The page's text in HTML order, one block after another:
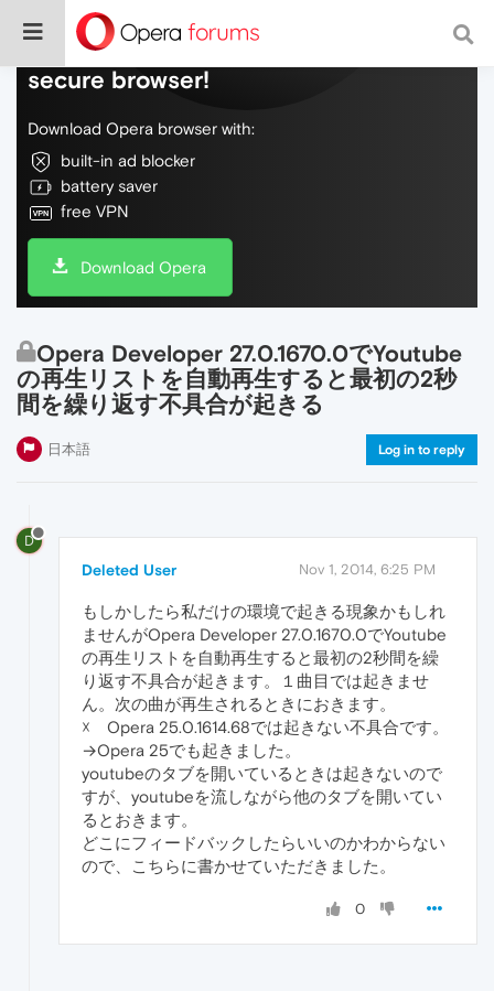
Do more on the web, with a fast and
secure browser!
Download Opera browser with:
built-in ad blocker
battery saver
free VPN
Download Opera
Opera Developer 27.0.1670.0でYoutube
の再生リストを自動再生すると最初の2秒
間を繰り返す不具合が起きる
日本語 Log in to reply
D
Deleted User Nov 1, 2014, 6:25 PM
もしかしたら私だけの環境で起きる現象かもしれ
ませんがOpera Developer 27.0.1670.0でYoutube
の再生リストを自動再生すると最初の2秒間を繰
り返す不具合が起きます。１曲目では起きませ
ん。次の曲が再生されるときにおきます。
☓ Opera 25.0.1614.68では起きない不具合です。
→Opera 25でも起きました。
youtubeのタブを開いているときは起きないので
すが、youtubeを流しながら他のタブを開いてい
るとおきます。
どこにフィードバックしたらいいのかわからない
ので、こちらに書かせていただきました。
0